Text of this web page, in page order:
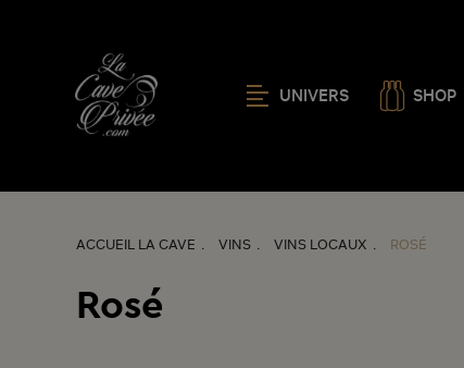
UNIVERS SHOP
ACCUEIL LA CAVE VINS VINS LOCAUX ROSÉ
Rosé